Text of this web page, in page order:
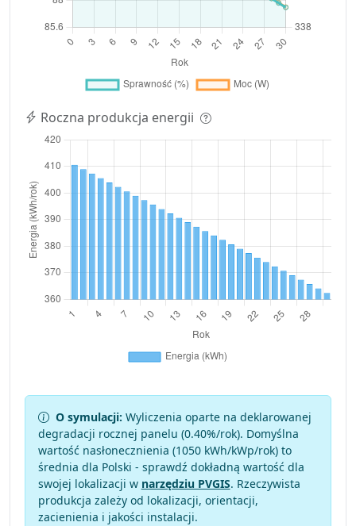
Roczna produkcja energii
O symulacji: Wyliczenia oparte na deklarowanej
degradacji rocznej panelu (0.40%/rok). Domyślna
wartość nasłonecznienia (1050 kWh/kWp/rok) to
średnia dla Polski - sprawdź dokładną wartość dla
swojej lokalizacji w narzędziu PVGIS. Rzeczywista
produkcja zależy od lokalizacji, orientacji,
zacienienia i jakości instalacji.